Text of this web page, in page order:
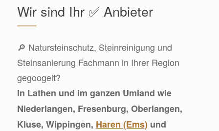
Wir sind Ihr ✅ Anbieter
🔎 Natursteinschutz, Steinreinigung und
Steinsanierung Fachmann in Ihrer Region
gegoogelt?
In Lathen und im ganzen Umland wie
Niederlangen, Fresenburg, Oberlangen,
Kluse, Wippingen, Haren (Ems) und